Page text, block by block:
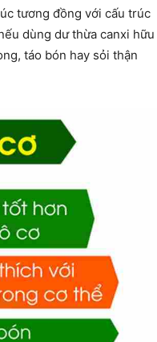
tương đồng với cấu trúc
dùng dư thừa canxi hữu
táo bón hay sỏi thận